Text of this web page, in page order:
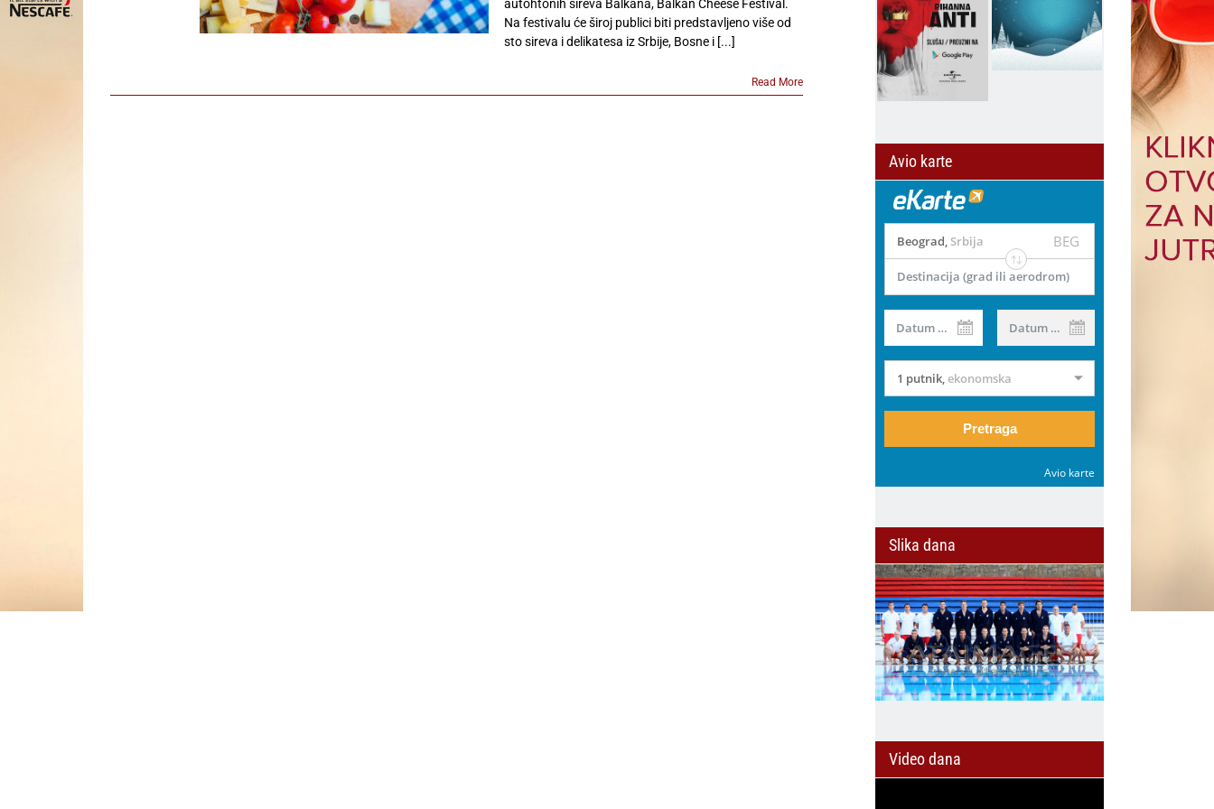
autohtonih sireva Balkana, Balkan Cheese Festival.
Na festivalu će široj publici biti predstavljeno više od
sto sireva i delikatesa iz Srbije, Bosne i [...]
Read More
Avio karte
Beograd, Srbija BEG
Destinacija (grad ili aerodrom)
Datum od Datum do
1 putnik,ekonomska
Pretraga
Avio karte
Slika dana
Video dana